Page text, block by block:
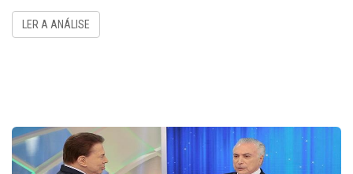
LER A ANÁLISE